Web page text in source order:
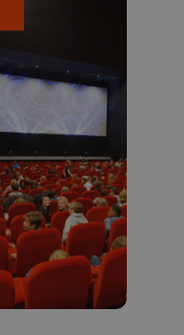
CUT x
✨
- 2 places à
semaine !